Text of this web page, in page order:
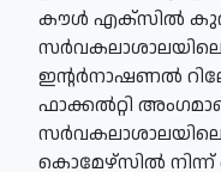
കൗള്‍ എക്സില്‍
ഇന്റര്‍നാഷണല്‍
ഫാക്കല്‍റ്റി
കൊമേഴ്സില്‍ നിന്ന്